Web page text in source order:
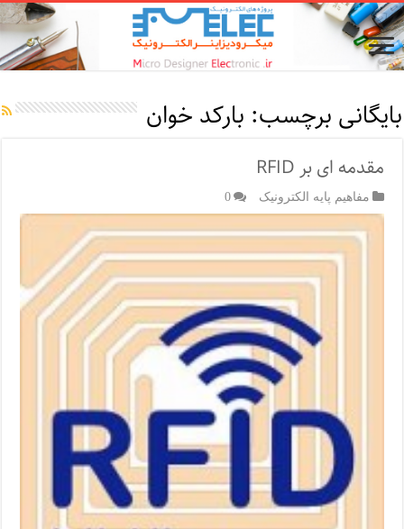
بایگانی برچسب: بارکد خوان
مقدمه ای بر RFID
مفاهیم پایه الکترونیک 0